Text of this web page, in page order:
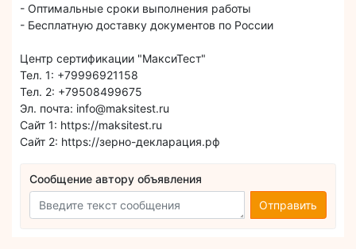
- Оптимальные сроки выполнения работы
- Бесплатную доставку документов по России
Центр сертификации "МаксиТест"
Тел. 1: +79996921158
Тел. 2: +79508499675
Эл. почта: info@maksitest.ru
Сайт 1: https://maksitest.ru
Сайт 2: https://зерно-декларация.рф
Сообщение автору объявления
Отправить